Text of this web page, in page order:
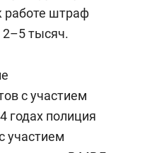
работе штраф
2–5 тысяч.
с участием
годах полиция
участием